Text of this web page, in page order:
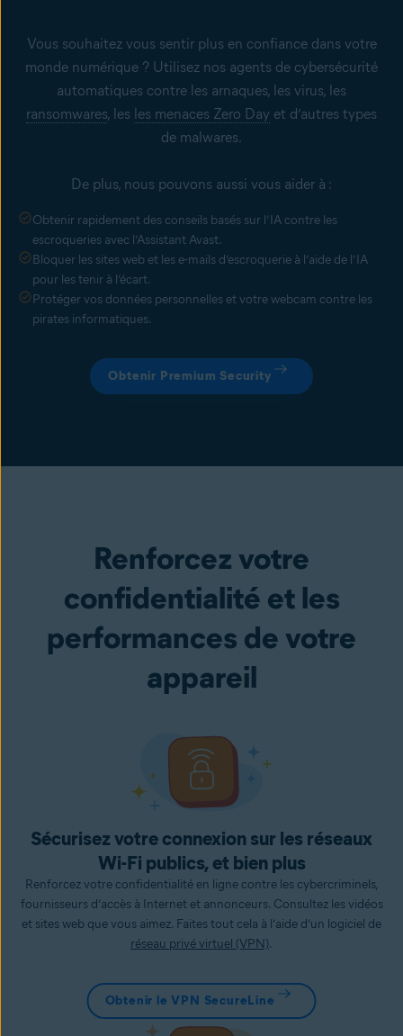
Vous souhaitez vous sentir plus en confiance dans votre
monde numérique ? Utilisez nos agents de cybersécurité
automatiques contre les arnaques, les virus, les
ransomwares, les les menaces Zero Day et d’autres types
de malwares.
De plus, nous pouvons aussi vous aider à :
Obtenir rapidement des conseils basés sur l’IA contre les
escroqueries avec l’Assistant Avast.
Bloquer les sites web et les e-mails d’escroquerie à l’aide de l’IA
pour les tenir à l’écart.
Protéger vos données personnelles et votre webcam contre les
pirates informatiques.
Obtenir Premium Security
Renforcez votre
confidentialité et les
performances de votre
appareil
Sécurisez votre connexion sur les réseaux
Wi-Fi publics, et bien plus
Renforcez votre confidentialité en ligne contre les cybercriminels,
fournisseurs d’accès à Internet et annonceurs. Consultez les vidéos
et sites web que vous aimez. Faites tout cela à l’aide d’un logiciel de
réseau privé virtuel (VPN).
Obtenir le VPN SecureLine